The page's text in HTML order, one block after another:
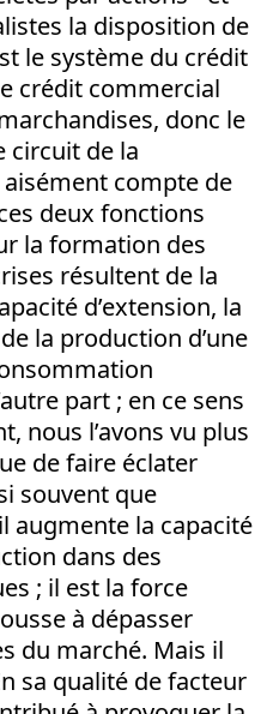
la disposition de
le système du crédit
crédit commercial
donc le
circuit de la
compte de
deux fonctions
la formation des
résultent de la
d’extension, la
la production d’une
part ; en ce sens
nous l’avons vu plus
de faire éclater
souvent que
augmente la capacité
dans des
; il est la force
à dépasser
du marché. Mais il
sa qualité de facteur